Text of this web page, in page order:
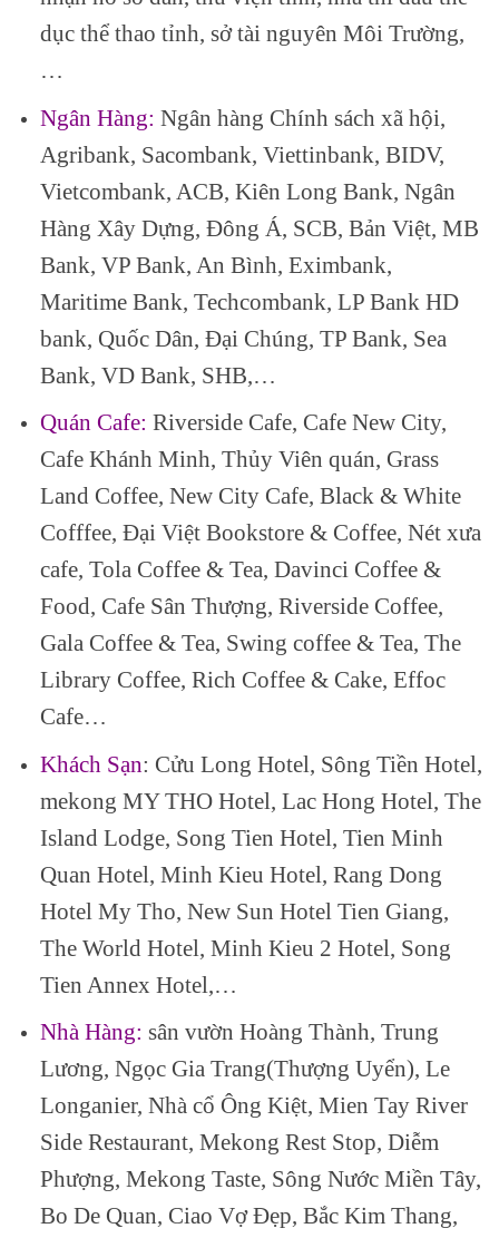
dục thể thao tỉnh, sở tài nguyên Môi Trường,
…
Ngân Hàng: Ngân hàng Chính sách xã hội,
Agribank, Sacombank, Viettinbank, BIDV,
Vietcombank, ACB, Kiên Long Bank, Ngân
Hàng Xây Dựng, Đông Á, SCB, Bản Việt, MB
Bank, VP Bank, An Bình, Eximbank,
Maritime Bank, Techcombank, LP Bank HD
bank, Quốc Dân, Đại Chúng, TP Bank, Sea
Bank, VD Bank, SHB,…
Quán Cafe: Riverside Cafe, Cafe New City,
Cafe Khánh Minh, Thủy Viên quán, Grass
Land Coffee, New City Cafe, Black & White
Cofffee, Đại Việt Bookstore & Coffee, Nét xưa
cafe, Tola Coffee & Tea, Davinci Coffee &
Food, Cafe Sân Thượng, Riverside Coffee,
Gala Coffee & Tea, Swing coffee & Tea, The
Library Coffee, Rich Coffee & Cake, Effoc
Cafe…
Khách Sạn: Cửu Long Hotel, Sông Tiền Hotel,
mekong MY THO Hotel, Lac Hong Hotel, The
Island Lodge, Song Tien Hotel, Tien Minh
Quan Hotel, Minh Kieu Hotel, Rang Dong
Hotel My Tho, New Sun Hotel Tien Giang,
The World Hotel, Minh Kieu 2 Hotel, Song
Tien Annex Hotel,…
Nhà Hàng: sân vườn Hoàng Thành, Trung
Lương, Ngọc Gia Trang(Thượng Uyển), Le
Longanier, Nhà cổ Ông Kiệt, Mien Tay River
Side Restaurant, Mekong Rest Stop, Diễm
Phượng, Mekong Taste, Sông Nước Miền Tây,
Bo De Quan, Ciao Vợ Đẹp, Bắc Kim Thang,